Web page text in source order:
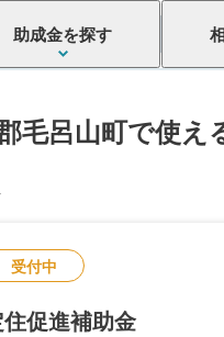
助成金を探す
毛呂山町で使え
受付中
促進補助金